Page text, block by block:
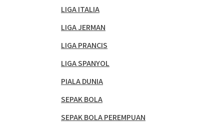
LIGA ITALIA
LIGA JERMAN
LIGA PRANCIS
LIGA SPANYOL
PIALA DUNIA
SEPAK BOLA
SEPAK BOLA PEREMPUAN